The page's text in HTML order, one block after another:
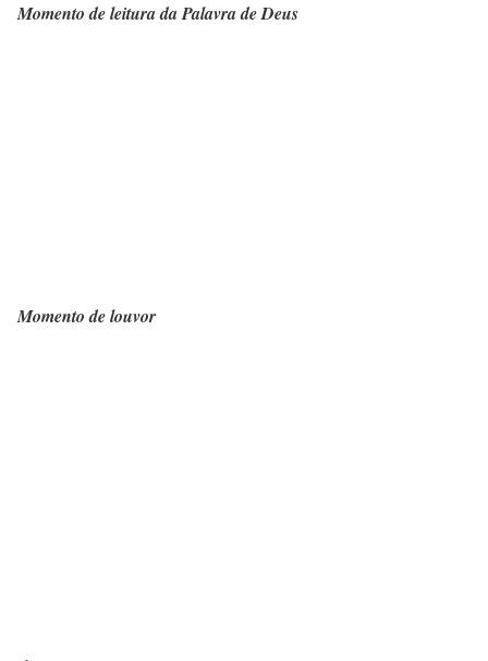
Momento de leitura da Palavra de Deus
Momento de louvor